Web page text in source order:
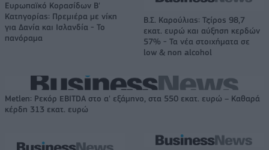
Ευρωπαϊκό Κορασίδων Β'
Κατηγορίας: Πρεμιέρα με νίκη
για Δανία και Ισλανδία - Το
πανόραμα
Β.Σ. Καρούλιας: Τζίρος 98,7
εκατ. ευρώ και αύξηση κερδών
57% - Τα νέα στοιχήματα σε
low & non alcohol
Metlen: Ρεκόρ EBITDA στο α' εξάμηνο, στα 550 εκατ. ευρώ – Καθαρά
κέρδη 313 εκατ. ευρώ